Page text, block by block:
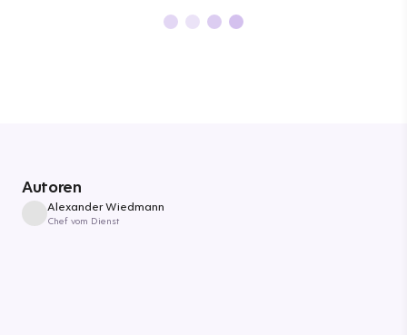
Autoren
Alexander Wiedmann
Chef vom Dienst